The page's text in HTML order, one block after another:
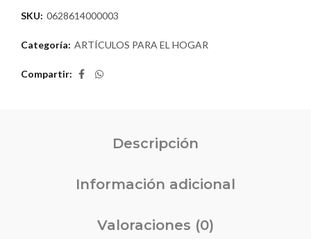
SKU: 0628614000003
Categoría: ARTÍCULOS PARA EL HOGAR
Compartir
Descripción
Información adicional
Valoraciones (0)